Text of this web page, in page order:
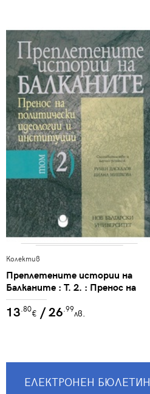
Колектив
Преплетените истории на
Балканите : Т. 2. : Пренос на
политически идеологии и
институции
13.80€ / 26.99лв.
ЕЛЕКТРОНЕН БЮЛЕТИН